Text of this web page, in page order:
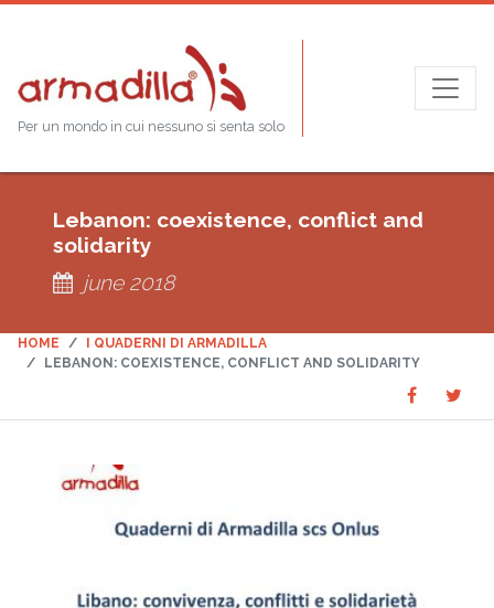
Per un mondo in cui nessuno si senta solo
Lebanon: coexistence, conflict and
solidarity
june 2018
HOME
I QUADERNI DI ARMADILLA
LEBANON: COEXISTENCE, CONFLICT AND SOLIDARITY
Share
on
on